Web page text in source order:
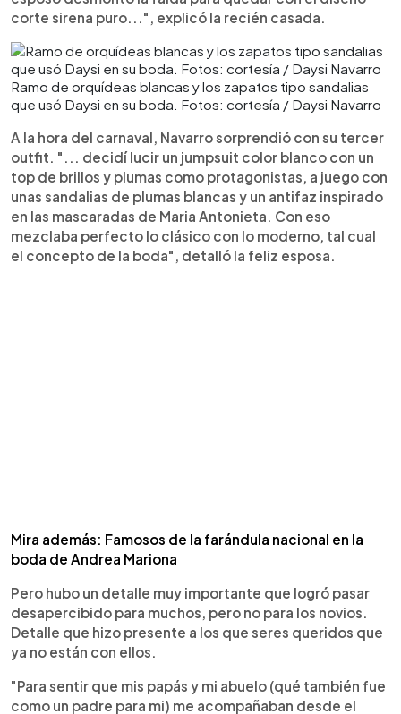
corte sirena puro...", explicó la recién casada.
Ramo de orquídeas blancas y los zapatos tipo sandalias
que usó Daysi en su boda. Fotos: cortesía / Daysi Navarro
A la hora del carnaval, Navarro sorprendió con su tercer
outfit. "... decidí lucir un jumpsuit color blanco con un
top de brillos y plumas como protagonistas, a juego con
unas sandalias de plumas blancas y un antifaz inspirado
en las mascaradas de Maria Antonieta. Con eso
mezclaba perfecto lo clásico con lo moderno, tal cual
el concepto de la boda", detalló la feliz esposa.
Mira además: Famosos de la farándula nacional en la
boda de Andrea Mariona
Pero hubo un detalle muy importante que logró pasar
desapercibido para muchos, pero no para los novios.
Detalle que hizo presente a los que seres queridos que
ya no están con ellos.
"Para sentir que mis papás y mi abuelo (qué también fue
como un padre para mi) me acompañaban desde el